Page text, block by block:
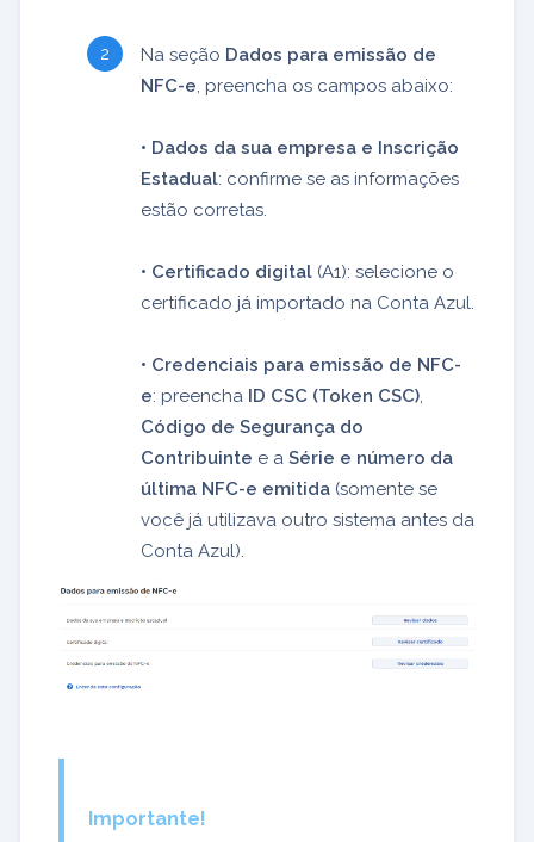
Na seção Dados para emissão de
NFC-e , preencha os campos abaixo:
• Dados da sua empresa e Inscrição
Estadual: confirme se as informações
estão corretas.
• Certificado digital (A1): selecione o
certificado já importado na Conta Azul.
• Credenciais para emissão de NFC-
e: preencha ID CSC (Token CSC)
Código de Segurança do
Contribuinte e a Série e número da
última NFC-e emitida (somente se
você já utilizava outro sistema antes da
Conta Azul).
Importante!